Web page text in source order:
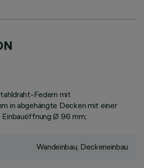
Federn mit
in abgehängte Decken mit einer
Ø 96 mm;
Wandeinbau, Deckeneinbau